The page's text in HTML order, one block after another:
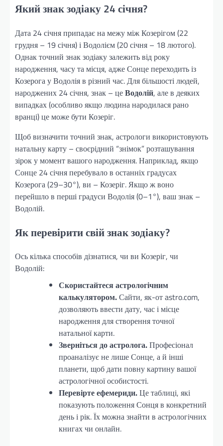
Який знак зодіаку 24 січня?
Дата 24 січня припадає на межу між Козерігом (22
грудня – 19 січня) і Водолієм (20 січня – 18 лютого).
Однак точний знак зодіаку залежить від року
народження, часу та місця, адже Сонце переходить із
Козерога у Водолія в різний час. Для більшості людей,
народжених 24 січня, знак – цеВодолій, але в деяких
випадках (особливо якщо людина народилася рано
вранці) це може бути Козеріг.
Щоб визначити точний знак, астрологи використовують
натальну карту – своєрідний “знімок” розташування
зірок у момент вашого народження. Наприклад, якщо
Сонце 24 січня перебувало в останніх градусах
Козерога (29–30°), ви – Козеріг. Якщо ж воно
перейшло в перші градуси Водолія (0–1°), ваш знак –
Водолій.
Як перевірити свій знак зодіаку?
Ось кілька способів дізнатися, чи ви Козеріг, чи
Водолій:
Скористайтеся астрологічним
калькулятором.Сайти, як-от astro.com,
дозволяють ввести дату, час і місце
народження для створення точної
натальної карти.
Зверніться до астролога.Професіонал
проаналізує не лише Сонце, а й інші
планети, щоб дати повну картину вашої
астрологічної особистості.
Перевірте ефемериди.Це таблиці, які
показують положення Сонця в конкретний
день і рік. Їх можна знайти в астрологічних
книгах чи онлайн.